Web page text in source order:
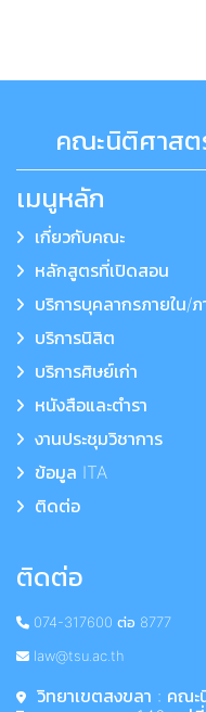
คณะนิติศาส
เมนูหลัก
เกี่ยวกับคณะ
หลักสูตรที่เปิดสอน
บริการบุคลากรภายใน/
บริการนิสิต
บริการศิษย์เก่า
หนังสือและตำรา
งานประชุมวิชาการ
ข้อมูล ITA
ติดต่อ
ติดต่อ
074-317600 ต่อ 8777
law@tsu.ac.th
วิทยาเขตสงขลา : คณ